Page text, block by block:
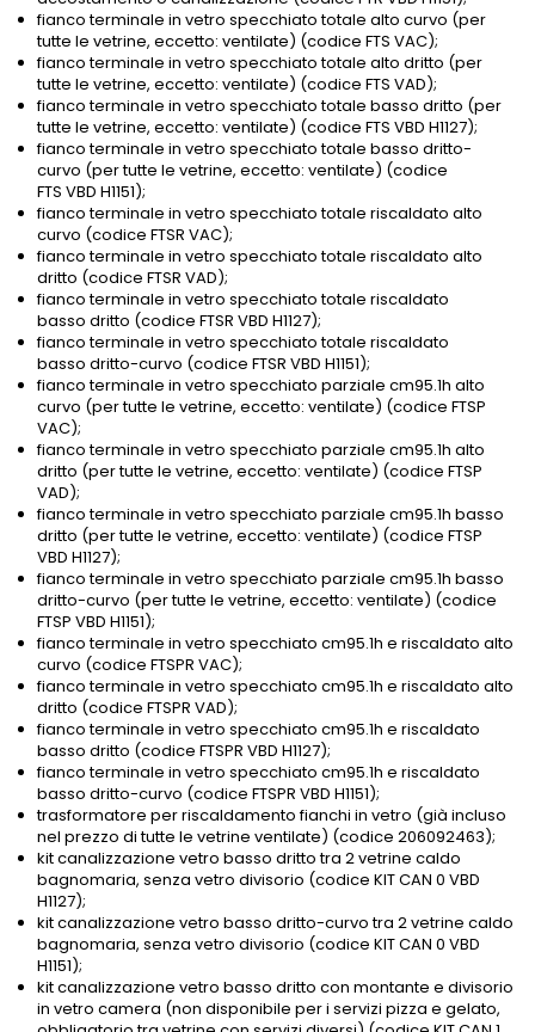
fianco terminale in vetro specchiato totale alto curvo (per
tutte le vetrine, eccetto: ventilate) (codice FTS VAC);
fianco terminale in vetro specchiato totale alto dritto (per
tutte le vetrine, eccetto: ventilate) (codice FTS VAD);
fianco terminale in vetro specchiato totale basso dritto (per
tutte le vetrine, eccetto: ventilate) (codice FTS VBD H1127);
fianco terminale in vetro specchiato totale basso dritto-
curvo (per tutte le vetrine, eccetto: ventilate) (codice
FTS VBD H1151);
fianco terminale in vetro specchiato totale riscaldato alto
curvo (codice FTSR VAC);
fianco terminale in vetro specchiato totale riscaldato alto
dritto (codice FTSR VAD);
fianco terminale in vetro specchiato totale riscaldato
basso dritto (codice FTSR VBD H1127);
fianco terminale in vetro specchiato totale riscaldato
basso dritto-curvo (codice FTSR VBD H1151);
fianco terminale in vetro specchiato parziale cm95.1h alto
curvo (per tutte le vetrine, eccetto: ventilate) (codice FTSP
VAC);
fianco terminale in vetro specchiato parziale cm95.1h alto
dritto (per tutte le vetrine, eccetto: ventilate) (codice FTSP
VAD);
fianco terminale in vetro specchiato parziale cm95.1h basso
dritto (per tutte le vetrine, eccetto: ventilate) (codice FTSP
VBD H1127);
fianco terminale in vetro specchiato parziale cm95.1h basso
dritto-curvo (per tutte le vetrine, eccetto: ventilate) (codice
FTSP VBD H1151);
fianco terminale in vetro specchiato cm95.1h e riscaldato alto
curvo (codice FTSPR VAC);
fianco terminale in vetro specchiato cm95.1h e riscaldato alto
dritto (codice FTSPR VAD);
fianco terminale in vetro specchiato cm95.1h e riscaldato
basso dritto (codice FTSPR VBD H1127);
fianco terminale in vetro specchiato cm95.1h e riscaldato
basso dritto-curvo (codice FTSPR VBD H1151);
trasformatore per riscaldamento fianchi in vetro (già incluso
nel prezzo di tutte le vetrine ventilate) (codice 206092463);
kit canalizzazione vetro basso dritto tra 2 vetrine caldo
bagnomaria, senza vetro divisorio (codice KIT CAN 0 VBD
H1127);
kit canalizzazione vetro basso dritto-curvo tra 2 vetrine caldo
bagnomaria, senza vetro divisorio (codice KIT CAN 0 VBD
H1151);
kit canalizzazione vetro basso dritto con montante e divisorio
in vetro camera (non disponibile per i servizi pizza e gelato,